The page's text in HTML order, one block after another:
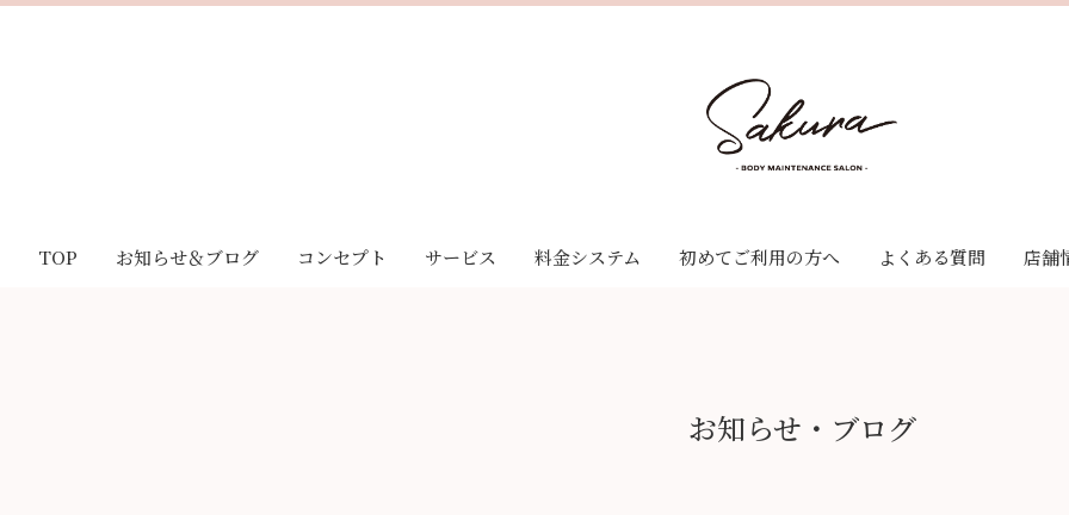
TOP お知らせ＆ブログ コンセプト サービス 料金システム 初めてご利用の方へ よくある質問 店舗
お知らせ・ブログ